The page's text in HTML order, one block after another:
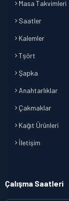
Masa Takvimleri
Saatler
Kalemler
Tşört
Şapka
Anahtarlıklar
Çakmaklar
Kağıt Ürünleri
İletişim
Çalışma Saatleri